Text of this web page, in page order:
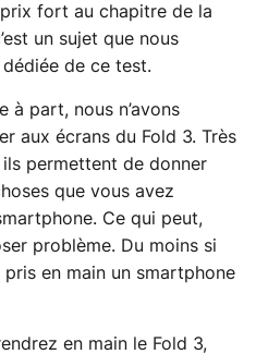
fort au chapitre de la
un sujet que nous
de ce test.
à part, nous n’avons
aux écrans du Fold 3. Très
permettent de donner
que vous avez
Ce qui peut,
problème. Du moins si
pris en main un smartphone
en main le Fold 3,